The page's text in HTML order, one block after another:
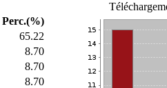
Perc.(%)
65.22
8.70
8.70
8.70